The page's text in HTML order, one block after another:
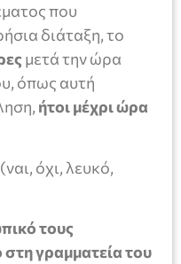
που
διάταξη, το
μετά την ώρα
όπως αυτή
ήτοι μέχρι ώρα
όχι, λευκό,
τους
γραμματεία του